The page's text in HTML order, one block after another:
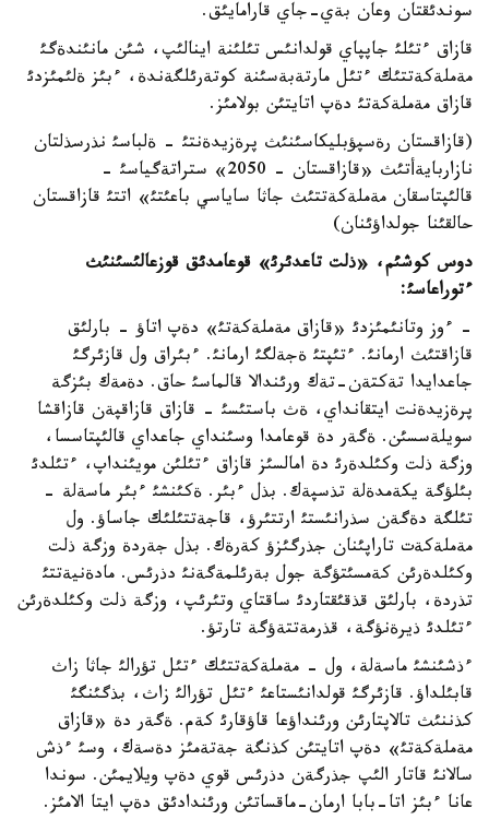
سوندئقتان وعان بةي-جاي قارامايئق.
قازاق ءتئلئ جاپپاي قولدانئس تئلئنة اينالئپ، شئن مانئندةگئ
مةملةكةتتئك ءتئل مارتةبةسئنة كوتةرئلگةندة، ءبئز ةلئمئزدئ
قازاق مةملةكةتئ دةپ اتايتئن بولامئز.
(قازاقستان رةسپؤبليكاسئنئث پرةزيدةنتئ - ةلباسئ نذرسذلتان
نازاربايةأتئث «قازاقستان - 2050» ستراتةگياسئ -
قالئپتاسقان مةملةكةتتئث جاثا ساياسي باعئتئ» اتتئ قازاقستان
حالقئنا جولداؤئنان)
دوس كوشئم، «ذلت تاعدئرئ» قوعامدئق قوزعالئسئنئث
ءتوراعاسئ:
- ءوز وتانئمئزدئ «قازاق مةملةكةتئ» دةپ اتاؤ - بارلئق
قازاقتئث ارمانئ. ءتئپتئ ةجةلگئ ارمانئ. ءبئراق ول قازئرگئ
جاعدايدا تةكتةن-تةك ورئندالا قالماسئ حاق. دةمةك بئزگة
پرةزيدةنت ايتقانداي، ةث باستئسئ - قازاق قازاقپةن قازاقشا
سويلةسسئن. ةگةر دة قوعامدا وسئنداي جاعداي قالئپتاسسا،
وزگة ذلت وكئلدةرئ دة امالسئز قازاق ءتئلئن مويئنداپ، ءتئلدئ
بئلؤگة يكةمدةلة تذسپةك. بذل ءبئر. ةكئنشئ ءبئر ماسةلة -
تئلگة دةگةن سذرانئستئ ارتتئرؤ، قاجةتتئلئك جاساؤ. ول
مةملةكةت تاراپئنان جذرگئزؤ كةرةك. بذل جةردة وزگة ذلت
وكئلدةرئن كةمسئتؤگة جول بةرئلمةگةنئ دذرئس. مادةنيةتتئ
تذردة، بارلئق قذقئقتاردئ ساقتاي وتئرئپ، وزگة ذلت وكئلدةرئن
ءتئلدئ ذيرةنؤگة، قذرمةتتةؤگة تارتؤ.
ءذشئنشئ ماسةلة، ول - مةملةكةتتئك ءتئل تؤرالئ جاثا زاث
قابئلداؤ. قازئرگئ قولدانئستاعئ ءتئل تؤرالئ زاث، بذگئنگئ
كذننئث تالاپتارئن ورئنداؤعا قاؤقارئ كةم. ةگةر دة «قازاق
مةملةكةتئ» دةپ اتايتئن كذنگة جةتةمئز دةسةك، وسئ ءذش
سالانئ قاتار الئپ جذرگةن دذرئس قوي دةپ ويلايمئن. سوندا
عانا ءبئز اتا-بابا ارمان-ماقساتئن ورئندادئق دةپ ايتا الامئز.